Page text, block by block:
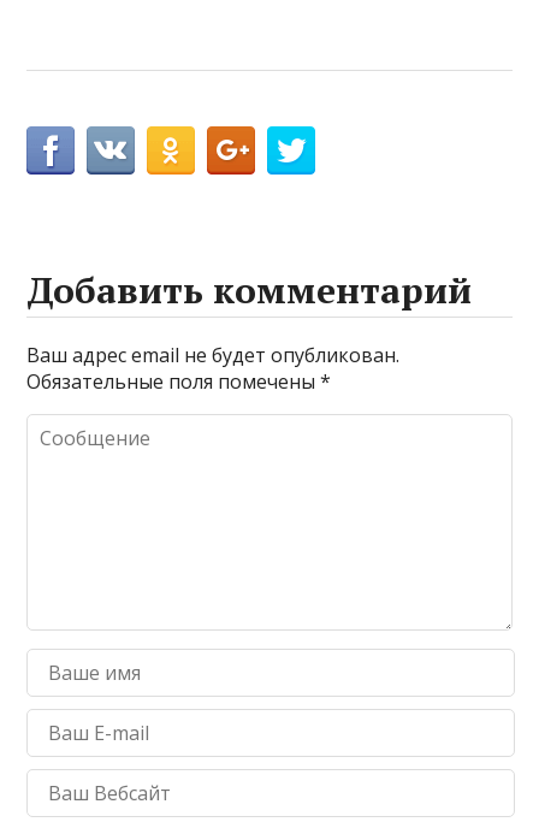
Добавить комментарий
Ваш адрес email не будет опубликован.
Обязательные поля помечены*